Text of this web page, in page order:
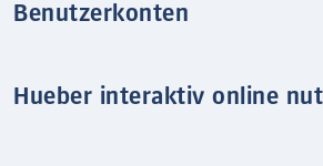
Benutzerkonten
Hueber interaktiv online